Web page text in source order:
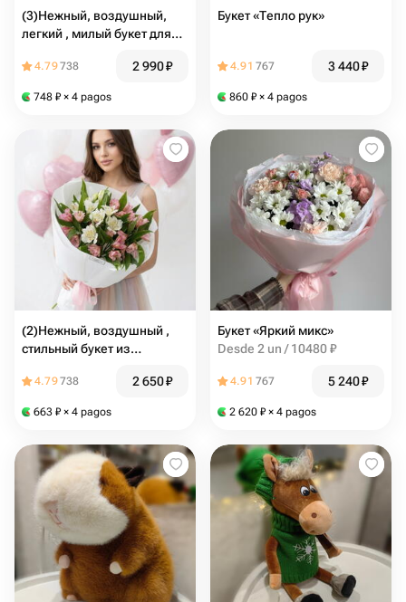
(3)Нежный, воздушный,
легкий , милый букет для
розой и диантусами
4.79738 2 990₽
748 ₽ × 4 pagos
Букет «Тепло рук»
4.91 767 3 440₽
860 ₽ × 4 pagos
(2)Нежный, воздушный ,
стильный букет из
4.79738 2 650₽
663 ₽ × 4 pagos
Букет «Яркий микс»
Desde 2 un / 10480 ₽
4.91 767 5 240₽
2 620 ₽ × 4 pagos